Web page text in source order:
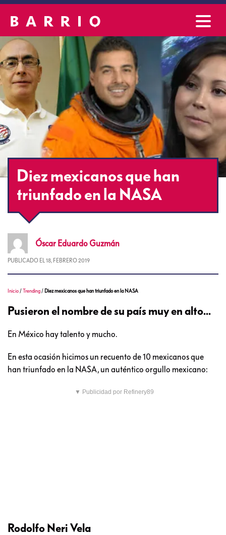
Diez mexicanos que han
triunfado en la NASA
Óscar Eduardo Guzmán
PUBLICADO EL 18, FEBRERO 2019
Inicio /Trending / Diez mexicanos que han triunfado en la NASA
Pusieron el nombre de su país muy en alto...
En México hay talento y mucho.
En esta ocasión hicimos un recuento de 10 mexicanos que
han triunfado en la NASA, un auténtico orgullo mexicano:
▼ Publicidad por Refinery89
Rodolfo Neri Vela